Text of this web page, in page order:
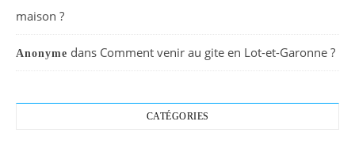
maison ?
Anonyme dans Comment venir au gite en Lot-et-Garonne ?
CATÉGORIES